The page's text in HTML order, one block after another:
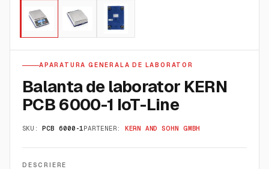
APARATURA GENERALA DE LABORATOR
Balanta de laborator KERN
PCB 6000-1 IoT-Line
SKU: PCB 6000-1 PARTENER: KERN AND SOHN GMBH
DESCRIERE